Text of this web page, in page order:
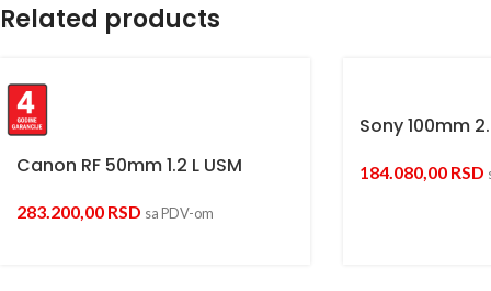
Related products
Canon RF 50mm 1.2 L USM
283.200,00 RSD sa PDV-om
Sony 100mm
184.080,00 RSD